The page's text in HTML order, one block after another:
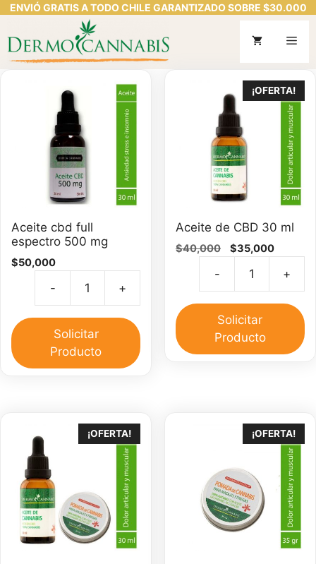
ENVIÓ GRATIS A TODO CHILE GARANTIZADO SOBRE $30.000
al
contenido
Aceite cbd full
espectro 500 mg
$50,000
-
full
espectro
+
Solicitar
Producto
¡OFERTA!
Aceite de CBD 30 ml
$40,000
El
original
era:
$40,000.
$35,000El
actual
es:
- +
Solicitar
Producto
¡OFERTA! ¡OFERTA!